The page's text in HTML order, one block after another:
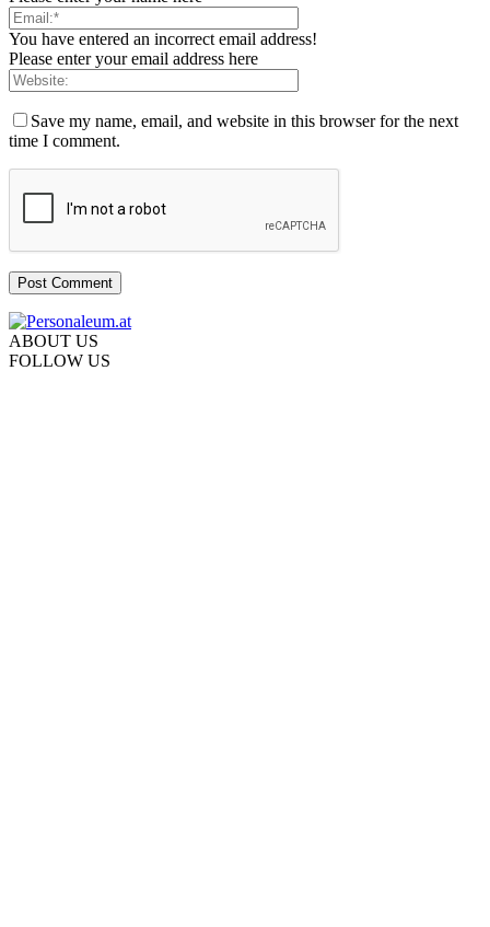
You have entered an incorrect email address!
Please enter your email address here
Save my name, email, and website in this browser for the next
time I comment.
ABOUT US
FOLLOW US